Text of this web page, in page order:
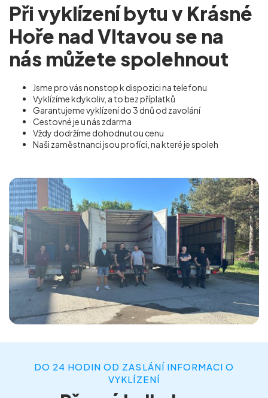
Při vyklízení bytu v Krásné
Hoře nad Vltavou se na
nás můžete spolehnout
Jsme pro vás nonstop k dispozici na telefonu
Vyklízíme kdykoliv, a to bez příplatků
Garantujeme vyklízení do 3 dnů od zavolání
Cestovné je u nás zdarma
Vždy dodržíme dohodnutou cenu
Naši zaměstnanci jsou profíci, na které je spoleh
DO 24 HODIN OD ZASLÁNÍ INFORMACI O
VYKLÍZENÍ